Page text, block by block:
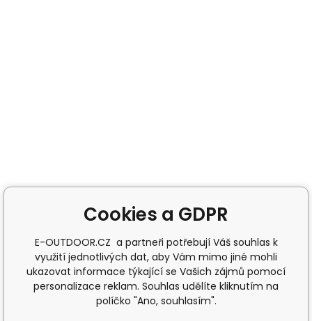
Cookies a GDPR
E-OUTDOOR.CZ a partneři potřebují Váš souhlas k
využití jednotlivých dat, aby Vám mimo jiné mohli
ukazovat informace týkající se Vašich zájmů pomocí
personalizace reklam. Souhlas udělíte kliknutím na
políčko "Ano, souhlasím".